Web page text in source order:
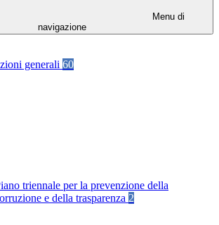
Menu di
navigazione
generali 60
triennale per la prevenzione della
e della trasparenza 2